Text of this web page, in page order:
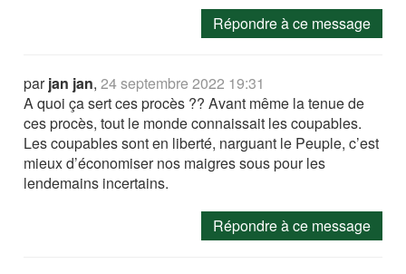
Répondre à ce message
parjan jan,24 septembre 2022 19:31
A quoi ça sert ces procès ?? Avant même la tenue de
ces procès, tout le monde connaissait les coupables.
Les coupables sont en liberté, narguant le Peuple, c’est
mieux d’économiser nos maigres sous pour les
lendemains incertains.
Répondre à ce message